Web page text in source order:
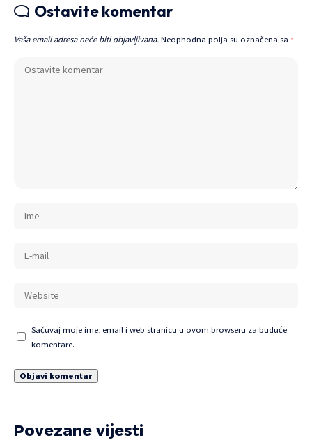
Ostavite komentar
Vaša email adresa neće biti objavljivana. Neophodna polja su označena sa *
Sačuvaj moje ime, email i web stranicu u ovom browseru za buduće
komentare.
Povezane vijesti